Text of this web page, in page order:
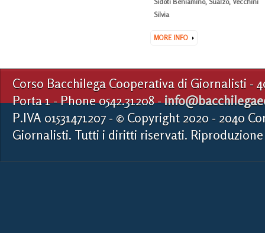
Silvia
MORE INFO
Corso Bacchilega Cooperativa di Giornalisti -
Porta 1 - Phone 0542.31208 -
P.IVA 01531471207 - © Copyright 2020 - 2040
Giornalisti. Tutti i diritti riservati.